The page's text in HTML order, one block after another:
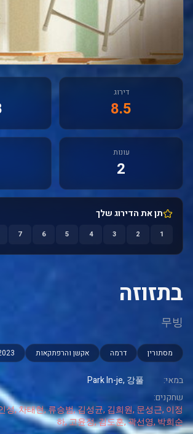
דירוג
8.5
עונות
2
תן את הדירוג שלך
1
2
3
4
5
6
7
בתזוזה
무빙
מסתורין דרמה אקשן והרפתקאות
במאי:
Park In-je, 강풀
שחקנים:
성, 차태현, 류승범, 김성균, 김희원, 문성근, 이정
하, 고윤정, 김도훈, 곽선영, 박희순